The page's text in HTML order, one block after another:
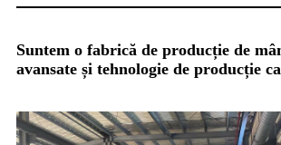
Suntem o fabrică de producție de
avansate și tehnologie de producție